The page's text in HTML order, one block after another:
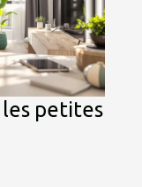
les petites